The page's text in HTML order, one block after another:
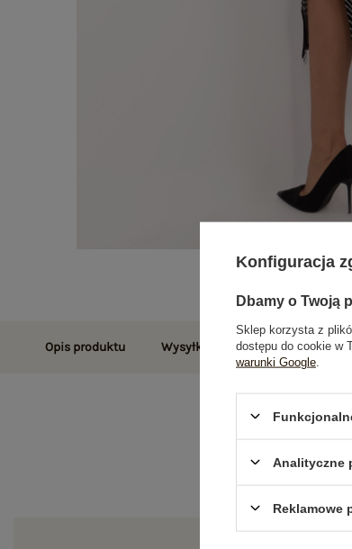
Opis produktu Wysyłka i dostawa Zwroty
Konfiguracja
Dbamy o Twoją
Sklep korzysta z
dostępu do cookie w
warunki Google
Analityczne
Reklamowe